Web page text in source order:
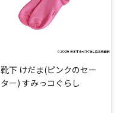
靴下 けだま(ピンクのセー
ター) すみっコぐらし